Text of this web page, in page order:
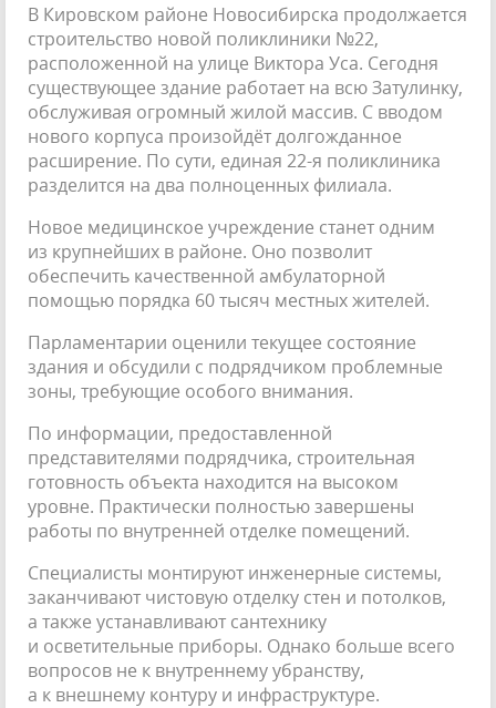
В Кировском районе Новосибирска продолжается
строительство новой поликлиники №22,
расположенной на улице Виктора Уса. Сегодня
существующее здание работает на всю Затулинку,
обслуживая огромный жилой массив. С вводом
нового корпуса произойдёт долгожданное
расширение. По сути, единая 22-я поликлиника
разделится на два полноценных филиала.
Новое медицинское учреждение станет одним
из крупнейших в районе. Оно позволит
обеспечить качественной амбулаторной
помощью порядка 60 тысяч местных жителей.
Парламентарии оценили текущее состояние
здания и обсудили с подрядчиком проблемные
зоны, требующие особого внимания.
По информации, предоставленной
представителями подрядчика, строительная
готовность объекта находится на высоком
уровне. Практически полностью завершены
работы по внутренней отделке помещений.
Специалисты монтируют инженерные системы,
заканчивают чистовую отделку стен и потолков,
а также устанавливают сантехнику
и осветительные приборы. Однако больше всего
вопросов не к внутреннему убранству,
а к внешнему контуру и инфраструктуре.